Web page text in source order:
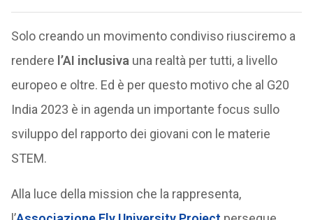
Solo creando un movimento condiviso riusciremo a
rendere l’AI inclusiva una realtà per tutti, a livello
europeo e oltre. Ed è per questo motivo che al G20
India 2023 è in agenda un importante focus sullo
sviluppo del rapporto dei giovani con le materie
STEM.
Alla luce della mission che la rappresenta,